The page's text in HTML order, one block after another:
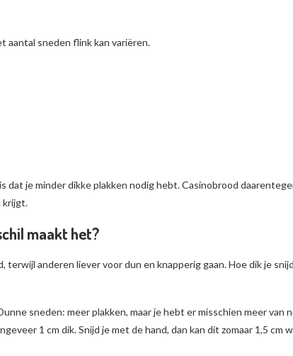
aantal sneden flink kan variëren.
dat je minder dikke plakken nodig hebt. Casinobrood
krijgt.
maakt het?
terwijl anderen liever voor dun en knapperig gaan. Hoe dik je
sneden: meer plakken, maar je hebt er misschien meer van
1 cm dik. Snijd je met de hand, dan kan dit zomaar 1,5 cm